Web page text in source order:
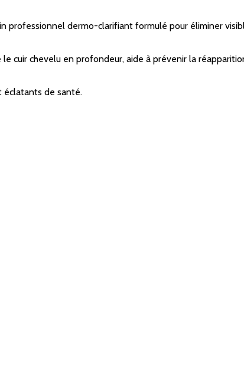
professionnel dermo-clarifiant formulé pour éliminer
cuir chevelu en profondeur, aide à prévenir la
éclatants de santé.